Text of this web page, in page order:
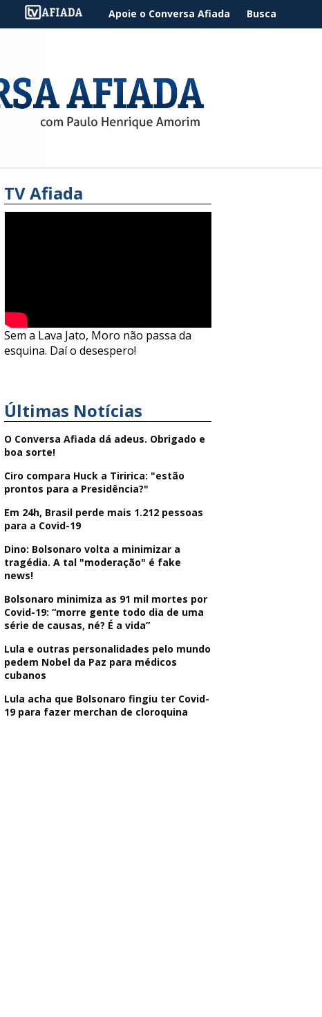
Apoie o Conversa Afiada Busca
TV Afiada
Sem a Lava Jato, Moro não passa da
esquina. Daí o desespero!
Últimas Notícias
O Conversa Afiada dá adeus. Obrigado e
boa sorte!
Ciro compara Huck a Tiririca: "estão
prontos para a Presidência?"
Em 24h, Brasil perde mais 1.212 pessoas
para a Covid-19
Dino: Bolsonaro volta a minimizar a
tragédia. A tal "moderação" é fake
news!
Bolsonaro minimiza as 91 mil mortes por
Covid-19: “morre gente todo dia de uma
série de causas, né? É a vida”
Lula e outras personalidades pelo mundo
pedem Nobel da Paz para médicos
cubanos
Lula acha que Bolsonaro fingiu ter Covid-
19 para fazer merchan de cloroquina